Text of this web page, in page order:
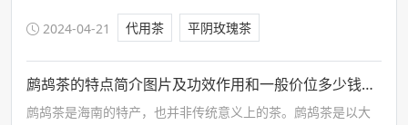
主产地之一，平阴玫瑰香甜如意，芳香四溢，具有香气正，清
香、甜香、浓香等特点，被称为“中国传统玫瑰的代表。
2024-04-21 代用茶 平阴玫瑰茶
鹧鸪茶的特点简介图片及功效作用和一般价位多少钱一斤
鹧鸪茶是海南的特产，也并非传统意义上的茶。鹧鸪茶是以大